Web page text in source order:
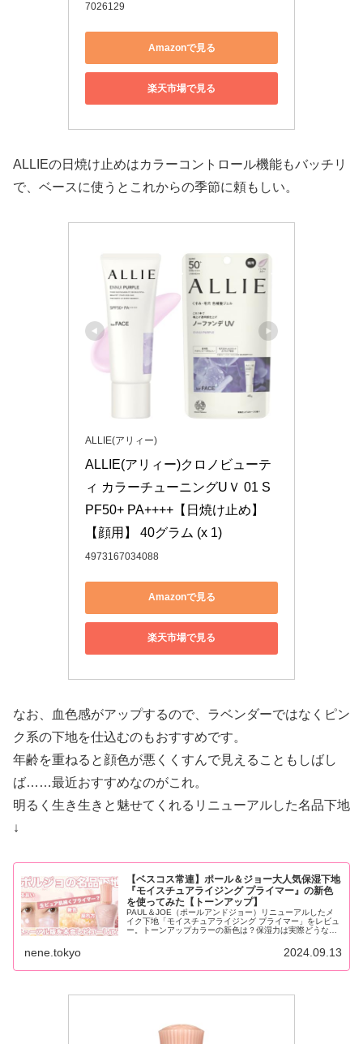
7026129
Amazonで見る
楽天市場で見る
ALLIEの日焼け止めはカラーコントロール機能もバッチリ
で、ベースに使うとこれからの季節に頼もしい。
ALLIE(アリィー)
ALLIE(アリィー)クロノビューテ
ィ カラーチューニングUＶ 01 S
PF50+ PA++++【日焼け止め】
【顔用】 40グラム (x 1)
4973167034088
Amazonで見る
楽天市場で見る
なお、血色感がアップするので、ラベンダーではなくピン
ク系の下地を仕込むのもおすすめです。
年齢を重ねると顔色が悪くくすんで見えることもしばし
ば……最近おすすめなのがこれ。
明るく生き生きと魅せてくれるリニューアルした名品下地
↓
【ベスコス常連】ポール＆ジョー大人気保湿下地
『モイスチュアライジング プライマー』の新色
を使ってみた【トーンアップ】
PAUL＆JOE（ポールアンドジョー）リニューアルしたメ
イク下地「モイスチュアライジング プライマー」をレビュ
ー。トーンアップカラーの新色は？保湿力は実際どうな
nene.tokyo 2024.09.13